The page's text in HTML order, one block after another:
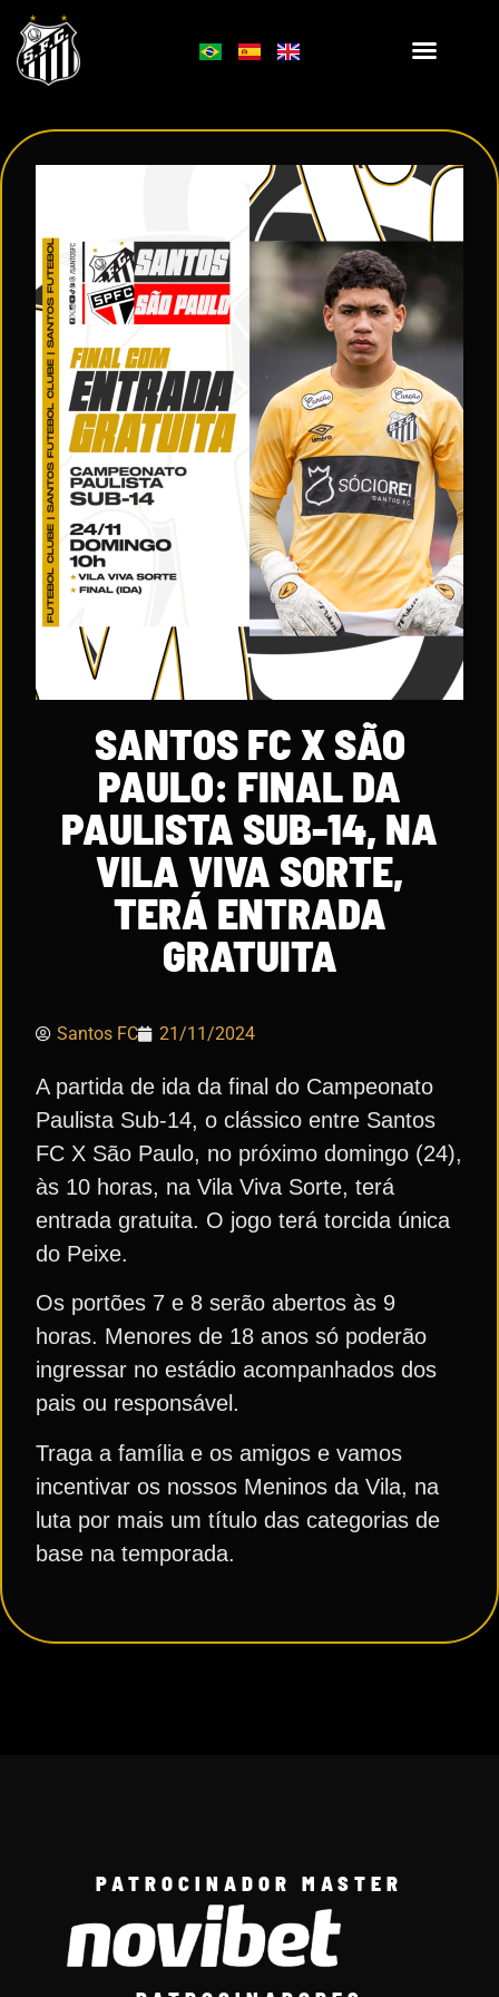
SANTOS FC X SÃO
PAULO: FINAL DA
PAULISTA SUB-14, NA
VILA VIVA SORTE,
TERÁ ENTRADA
GRATUITA
Santos FC 21/11/2024
A partida de ida da final do Campeonato
Paulista Sub-14, o clássico entre Santos
FC X São Paulo, no próximo domingo (24),
às 10 horas, na Vila Viva Sorte, terá
entrada gratuita. O jogo terá torcida única
do Peixe.
Os portões 7 e 8 serão abertos às 9
horas. Menores de 18 anos só poderão
ingressar no estádio acompanhados dos
pais ou responsável.
Traga a família e os amigos e vamos
incentivar os nossos Meninos da Vila, na
luta por mais um título das categorias de
base na temporada.
PATROCINADOR MASTER